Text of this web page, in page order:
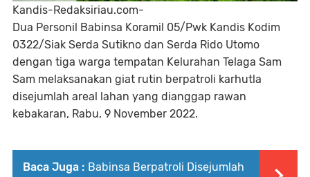
Kandis-Redaksiriau.com-
Dua Personil Babinsa Koramil 05/Pwk Kandis Kodim
0322/Siak Serda Sutikno dan Serda Rido Utomo
dengan tiga warga tempatan Kelurahan Telaga Sam
Sam melaksanakan giat rutin berpatroli karhutla
disejumlah areal lahan yang dianggap rawan
kebakaran, Rabu, 9 November 2022.
Baca Juga : Babinsa Berpatroli Disejumlah